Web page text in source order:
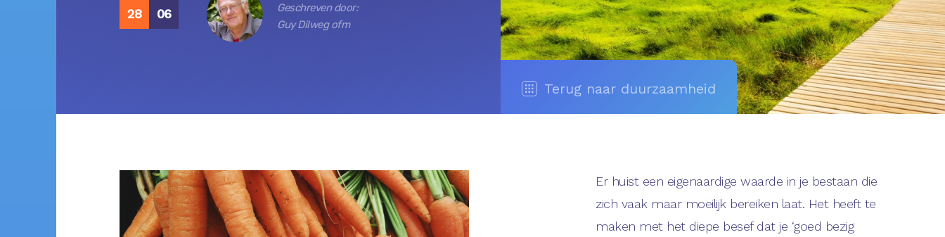
28 06
Geschreven door:
Guy Dilweg ofm
Terug naar duurzaamheid
Er huist een eigenaardige waarde in je bestaan die
zich vaak maar moeilijk bereiken laat. Het heeft te
maken met het diepe besef dat je ‘goed bezig